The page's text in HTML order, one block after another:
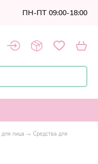
ПН-ПТ 09:00-18:00
лица
Средства для